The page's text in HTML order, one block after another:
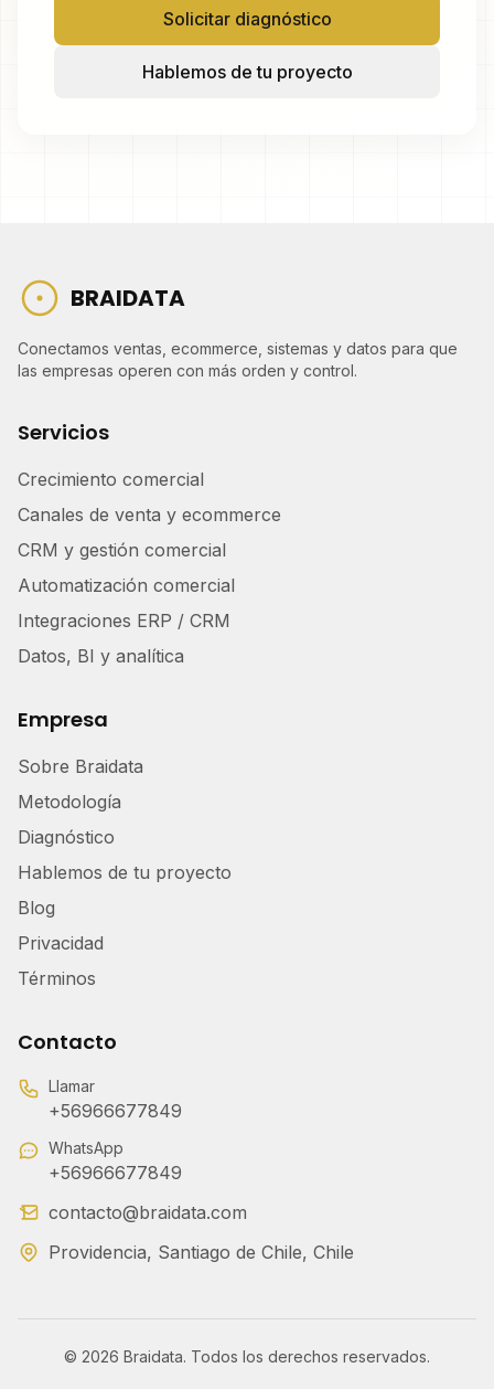
Solicitar diagnóstico
Hablemos de tu proyecto
BRAIDATA
Conectamos ventas, ecommerce, sistemas y datos para que
las empresas operen con más orden y control.
Servicios
Crecimiento comercial
Canales de venta y ecommerce
CRM y gestión comercial
Automatización comercial
Integraciones ERP / CRM
Datos, BI y analítica
Empresa
Sobre Braidata
Metodología
Diagnóstico
Hablemos de tu proyecto
Blog
Privacidad
Términos
Contacto
Llamar
+56966677849
WhatsApp
+56966677849
contacto@braidata.com
Providencia, Santiago de Chile, Chile
© 2026 Braidata. Todos los derechos reservados.